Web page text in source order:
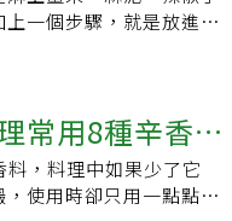
多容易消化不良，有胃
於低血壓族群，吃芹菜
腎臟病患者：芹菜擁有
病患者控制攝取量。．
持人體正常的凝血功
網授權刊登，原文刊載
豐富，可做沙拉棒、蔬
分比莖還高。芹菜中所
時別把葉子摘除，煮
人不喜歡吃芹菜，是因
糧署也教大家一個小技
，除去較粗的纖維口感
人全天的維生素A、C、E
的植物纖維，大多是非水
人料理芹菜經常只取芹
命和礦物質，纖維也不
。芹菜的纖維以莖部最
內環保很有幫助。
一個步驟，就是放進熱
：蒜末、薑末、辣椒
即可。2. 炒鍋內放2大
油、鹽、糖、香油，充
菜和切段的雪白菇，煮約
撒點白芝麻點綴。涼拌
常用8種辛香
，料理中如果少了它
使用時卻只用一點點，